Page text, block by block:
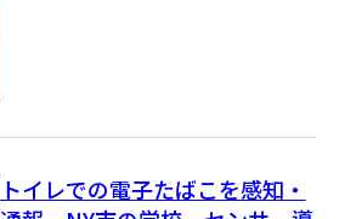
トイレでの電子たばこを感知・